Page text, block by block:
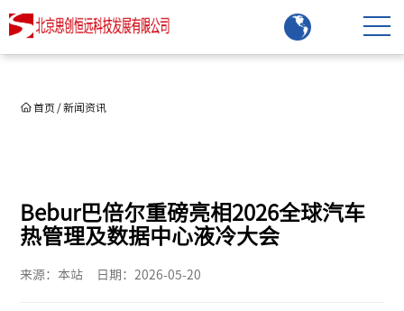
首页 / 新闻资讯
Bebur巴倍尔重磅亮相2026全球汽车
热管理及数据中心液冷大会
来源：本站 日期：2026-05-20